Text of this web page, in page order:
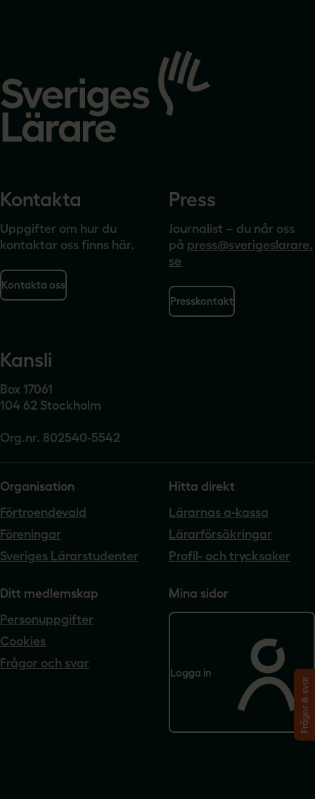
startsidan
Kontakta
Uppgifter om hur du
kontaktar oss finns här.
Kontakta oss
Press
Journalist – du når oss
på press@sverigeslarare.
se
Presskontakt
Kansli
Box 17061
104 62 Stockholm
Org.nr. 802540-5542
Organisation
Förtroendevald
Föreningar
Sveriges Lärarstudenter
Hitta direkt
Lärarnas a-kassa
Lärarförsäkringar
Profil- och trycksaker
Ditt medlemskap
Personuppgifter
Cookies
Frågor och svar
Mina sidor
Logga in
Frågor & svar